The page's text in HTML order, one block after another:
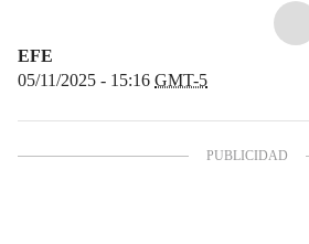
EFE
05/11/2025 - 15:16 GMT-5